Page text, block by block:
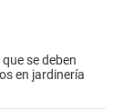
se deben
en jardinería